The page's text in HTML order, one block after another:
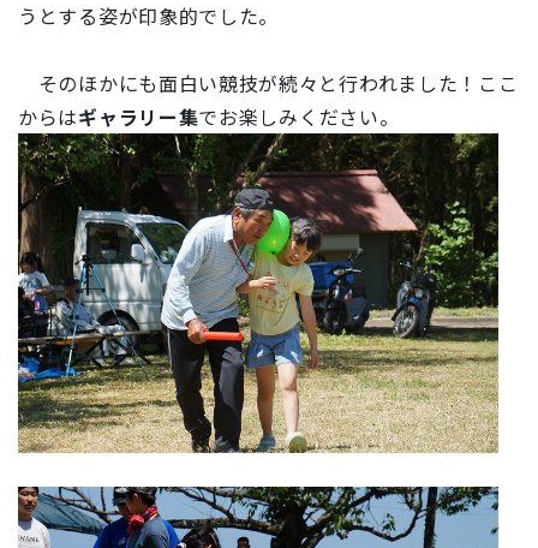
うとする姿が印象的でした。
そのほかにも面白い競技が続々と行われました！ここ
からはギャラリー集でお楽しみください。